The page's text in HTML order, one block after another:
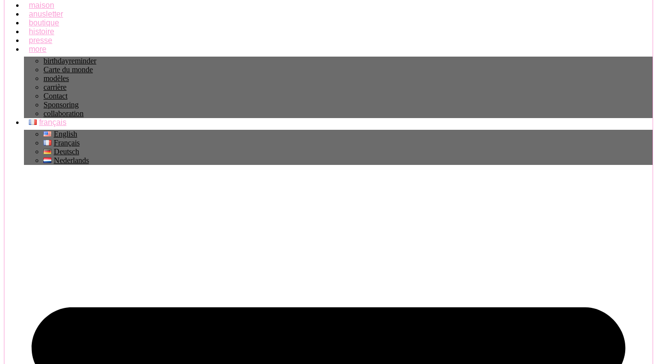
maison
anusletter
boutique
histoire
presse
more
birthdayreminder
Carte du monde
modèles
carrière
Contact
Sponsoring
collaboration
français
English
Français
Deutsch
Nederlands